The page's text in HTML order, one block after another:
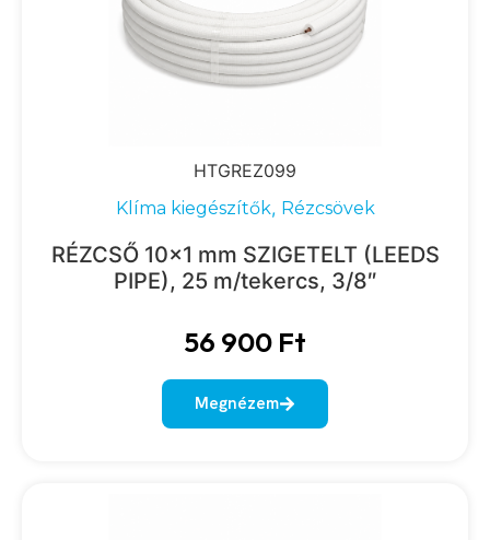
HTGREZ099
Klíma kiegészítők, Rézcsövek
RÉZCSŐ 10×1 mm SZIGETELT (LEEDS
PIPE), 25 m/tekercs, 3/8″
56 900 Ft
Megnézem